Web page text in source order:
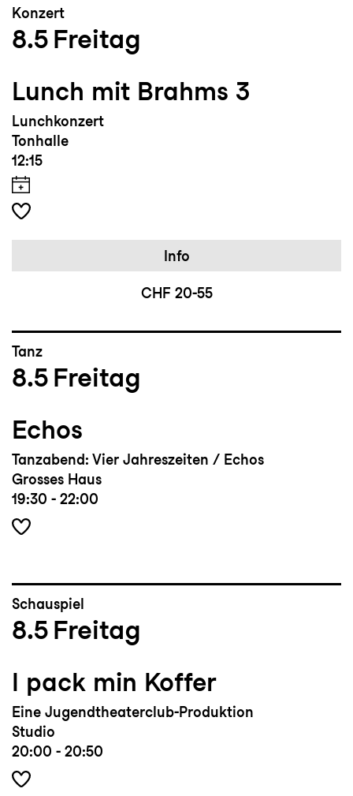
Konzert
8.5 Freitag
Lunch mit Brahms 3
Lunchkonzert
Tonhalle
12:15
Info
CHF 20-55
Tanz
8.5 Freitag
Echos
Tanzabend: Vier Jahreszeiten / Echos
Grosses Haus
19:30 - 22:00
Schauspiel
8.5 Freitag
I pack min Koffer
Eine Jugendtheaterclub-Produktion
Studio
20:00 - 20:50